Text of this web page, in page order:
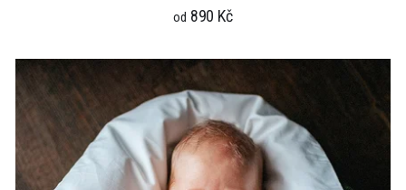
od 890 Kč